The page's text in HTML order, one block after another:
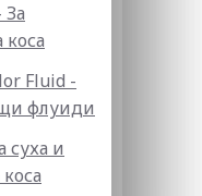
За
коса
Fluid -
флуиди
суха и